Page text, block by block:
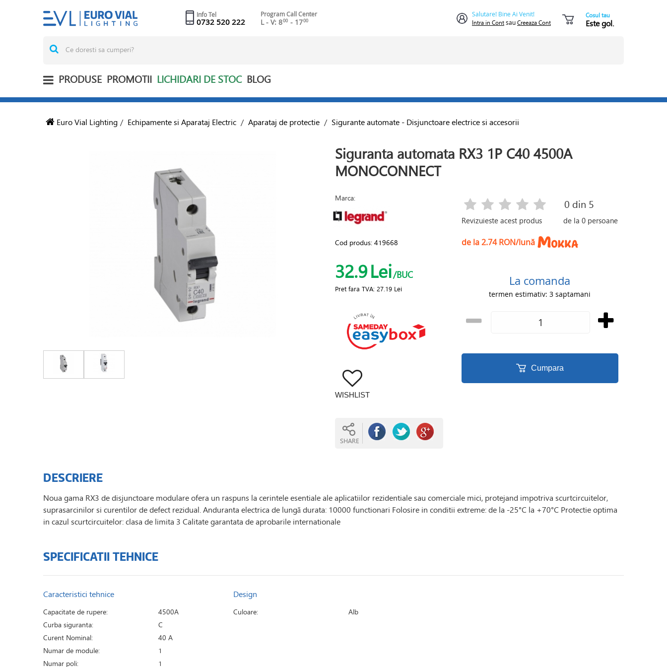
Info Tel
0732 520 222
Program Call Center
L - V: 800 - 1700
Salutare! Bine Ai Venit!
Intra in ContsauCreeaza Cont
Cosul tau
Este gol.
PRODUSE PROMOTII LICHIDARI DE STOC BLOG
Euro Vial Lighting / Echipamente si Aparataj Electric / Aparataj de protectie / Sigurante automate - Disjunctoare electrice si accesorii
Siguranta automata RX3 1P C40 4500A
MONOCONNECT
Marca:
Cod produs:419668
32.9Lei/BUC
Pret fara TVA: 27.19 Lei
WISHLIST
SHARE
Revizuieste acest produs
0 din 5
de la0 persoane
de la 2.74 RON/lună
La comanda
termen estimativ: 3 saptamani
Cumpara
DESCRIERE
Noua gama RX3 de disjunctoare modulare ofera un raspuns la cerintele esentiale ale aplicatiilor rezidentiale sau comerciale mici, protejand impotriva scurtcircuitelor,
suprasarcinilor si curentilor de defect rezidual. Anduranta electrica de lungă durata: 10000 functionari Folosire in conditii extreme: de la -25°C la +70°C Protectie optima
in cazul scurtcircuitelor: clasa de limita 3 Calitate garantata de aprobarile internationale
SPECIFICATII TEHNICE
Caracteristici tehnice
Capacitate de rupere:
4500A
Curba siguranta:
C
Curent Nominal:
40 A
Numar de module:
1
Numar poli:
1
Design
Culoare: Alb